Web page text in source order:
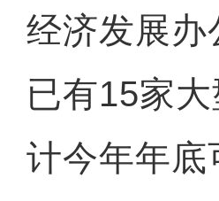
经济发展
已有15家
计今年年